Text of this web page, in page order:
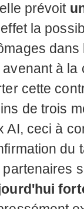
prévoit
la
avenant à la
cette
de trois
AI, ceci à
du
partenaires